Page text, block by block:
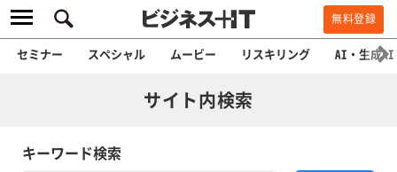
無料登録
セミナー スペシャル ムービー リスキリング AI・生成AI
サイト内検索
キーワード検索